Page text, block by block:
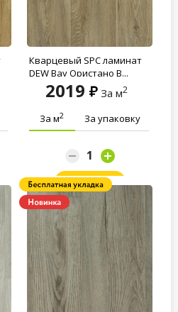
Кварцевый SPC ламинат
DEW Bay Ористано B...
2019 За м2
За м2 За упаковку
Заказать